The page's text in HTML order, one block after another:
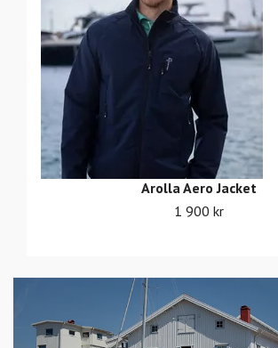
Arolla Aero Jacket
1 900 kr